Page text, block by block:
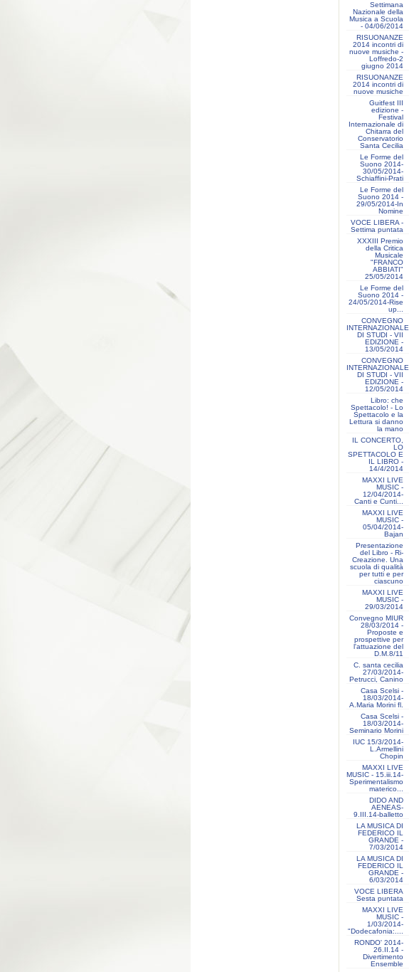
Settimana
Nazionale della
Musica a Scuola
- 04/06/2014
RISUONANZE
2014 incontri di
nuove musiche -
Loffredo-2
giugno 2014
RISUONANZE
2014 incontri di
nuove musiche
Guitfest III
edizione -
Festival
Internazionale di
Chitarra del
Conservatorio
Santa Cecilia
Le Forme del
Suono 2014-
30/05/2014-
Schiaffini-Prati
Le Forme del
Suono 2014 -
29/05/2014-In
Nomine
VOCE LIBERA -
Settima puntata
XXXIII Premio
della Critica
Musicale
"FRANCO
ABBIATI"
25/05/2014
Le Forme del
Suono 2014 -
24/05/2014-Rise
up...
CONVEGNO
INTERNAZIONALE
DI STUDI - VII
EDIZIONE -
13/05/2014
CONVEGNO
INTERNAZIONALE
DI STUDI - VII
EDIZIONE -
12/05/2014
Libro: che
Spettacolo! - Lo
Spettacolo e la
Lettura si danno
la mano
IL CONCERTO,
LO
SPETTACOLO E
IL LIBRO -
14/4/2014
MAXXI LIVE
MUSIC -
12/04/2014-
Canti e Cunti...
MAXXI LIVE
MUSIC -
05/04/2014-
Bajan
Presentazione
del Libro - Ri-
Creazione. Una
scuola di qualità
per tutti e per
ciascuno
MAXXI LIVE
MUSIC -
29/03/2014
Convegno MIUR
28/03/2014 -
Proposte e
prospettive per
l'attuazione del
D.M.8/11
C. santa cecilia
27/03/2014-
Petrucci, Canino
Casa Scelsi -
18/03/2014-
A.Maria Morini fl.
Casa Scelsi -
18/03/2014-
Seminario Morini
IUC 15/3/2014-
L.Armellini
Chopin
MAXXI LIVE
MUSIC - 15.iii.14-
Sperimentalismo
materico...
DIDO AND
AENEAS-
9.III.14-balletto
LA MUSICA DI
FEDERICO IL
GRANDE -
7/03/2014
LA MUSICA DI
FEDERICO IL
GRANDE -
6/03/2014
VOCE LIBERA
Sesta puntata
MAXXI LIVE
MUSIC -
1/03/2014-
"Dodecafonia:....
RONDO' 2014-
26.II.14 -
Divertimento
Ensemble